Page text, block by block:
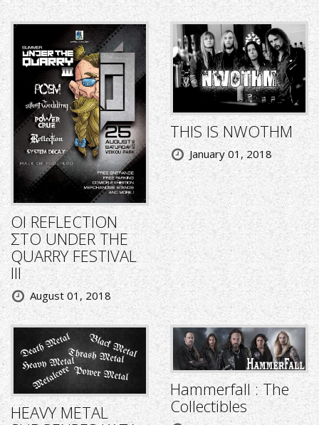
ΟΙ REFLECTION
ΣΤΟ UNDER THE
QUARRY FESTIVAL
III
August 01, 2018
THIS IS NWOTHM
January 01, 2018
HEAVY METAL
Hammerfall : The
Collectibles